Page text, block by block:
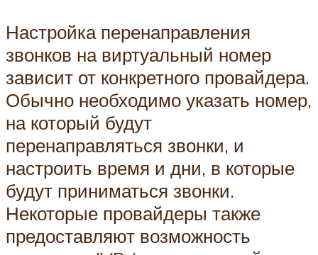
Настройка перенаправления
звонков на виртуальный номер
зависит от конкретного провайдера.
Обычно необходимо указать номер,
на который будут
перенаправляться звонки, и
настроить время и дни, в которые
будут приниматься звонки.
Некоторые провайдеры также
предоставляют возможность